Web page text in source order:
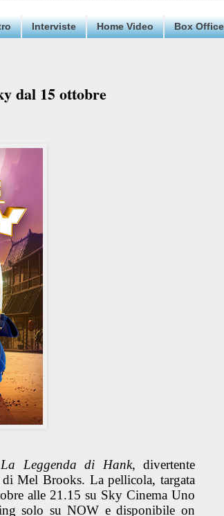
Interviste Home Video Box Office
dal 15 ottobre
Leggenda di Hank, divertente
di Mel Brooks. La pellicola, targata
alle 21.15 su Sky Cinema Uno
solo su NOW e disponibile on